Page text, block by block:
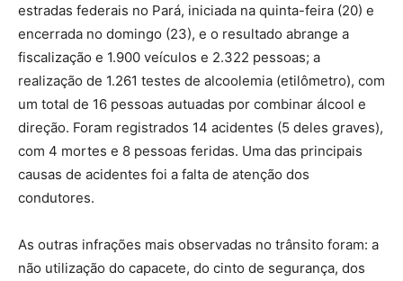
estradas federais no Pará, iniciada na quinta-feira (20) e
encerrada no domingo (23), e o resultado abrange a
fiscalização e 1.900 veículos e 2.322 pessoas; a
realização de 1.261 testes de alcoolemia (etilômetro), com
um total de 16 pessoas autuadas por combinar álcool e
direção. Foram registrados 14 acidentes (5 deles graves),
com 4 mortes e 8 pessoas feridas. Uma das principais
causas de acidentes foi a falta de atenção dos
condutores.
As outras infrações mais observadas no trânsito foram: a
não utilização do capacete, do cinto de segurança, dos